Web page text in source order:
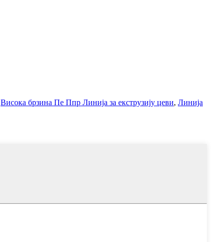
Висока брзина Пе Ппр Линија за екструзију цеви, Линија